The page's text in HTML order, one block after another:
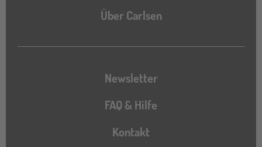
Über Carlsen
Newsletter
FAQ & Hilfe
Kontakt